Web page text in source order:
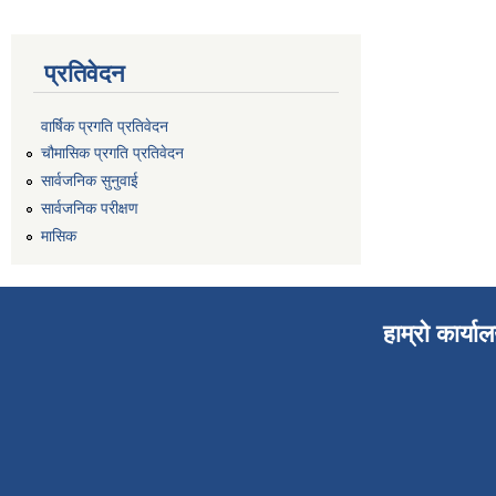
प्रतिवेदन
वार्षिक प्रगति प्रतिवेदन
चौमासिक प्रगति प्रतिवेदन
सार्वजनिक सुनुवाई
सार्वजनिक परीक्षण
मासिक
हाम्रो